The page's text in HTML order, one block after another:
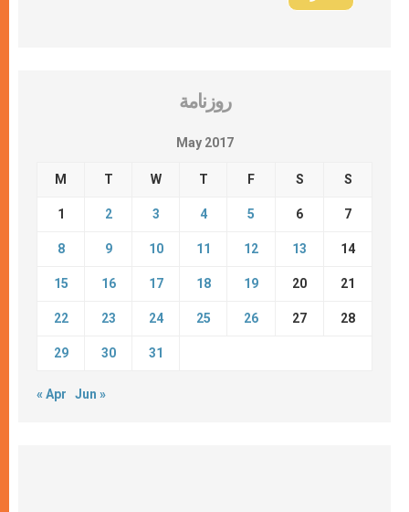
روزنامة
May 2017
M T W T F S S
1 2 3 4 5 6 7
8 9 10 11 12 13 14
15 16 17 18 19 20 21
22 23 24 25 26 27 28
29 30 31
« Apr Jun »